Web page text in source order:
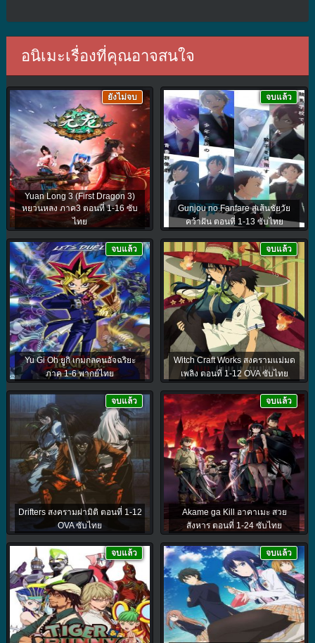
อนิเมะเรื่องที่คุณอาจสนใจ
Yuan Long 3 (First Dragon 3)
หยวนหลง ภาค3 ตอนที่ 1-16 ซับ
ไทย
ยังไม่จบ
Gunjou no Fanfare สู่เส้นชัยวัย
คว้าฝัน ตอนที่ 1-13 ซับไทย
จบแล้ว
Yu Gi Oh ยูกิ เกมกลคนอัจฉริยะ
ภาค 1-6 พากย์ไทย
จบแล้ว
Witch Craft Works สงครามแม่มด
เพลิง ตอนที่ 1-12 OVA ซับไทย
จบแล้ว
Drifters สงครามผ่ามิติ ตอนที่ 1-12
OVA ซับไทย
จบแล้ว
Akame ga Kill อาคาเมะ สวย
สังหาร ตอนที่ 1-24 ซับไทย
จบแล้ว
จบแล้ว จบแล้ว